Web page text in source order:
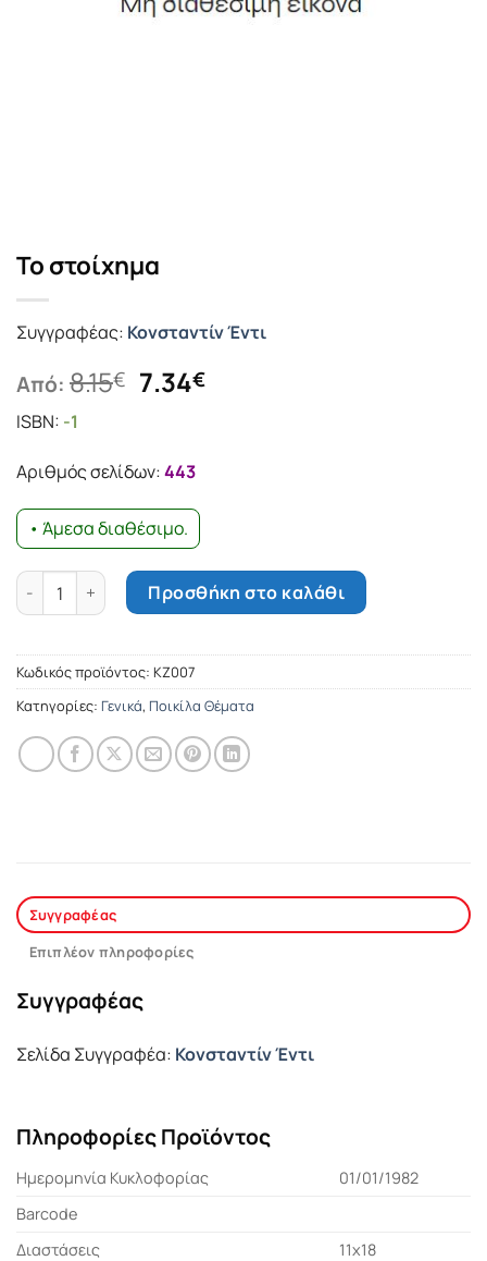
Το στοίχημα
Συγγραφέας: Κονσταντίν Έντι
Από: 8.15€ Original
8.15€.
7.34€Η
ISBN: -1
Αριθμός σελίδων:443
• Άμεσα διαθέσιμο.
Το στοίχημα ποσότηταΠροσθήκη στο καλάθι
Κωδικός προϊόντος: ΚΖ007
Κατηγορίες: Γενικά, Ποικίλα Θέματα
Συγγραφέας
Επιπλέον πληροφορίες
Συγγραφέας
Σελίδα Συγγραφέα: Κονσταντίν Έντι
Πληροφορίες Προϊόντος
Ημερομηνία Κυκλοφορίας
01/01/1982
Barcode
Διαστάσεις
11x18